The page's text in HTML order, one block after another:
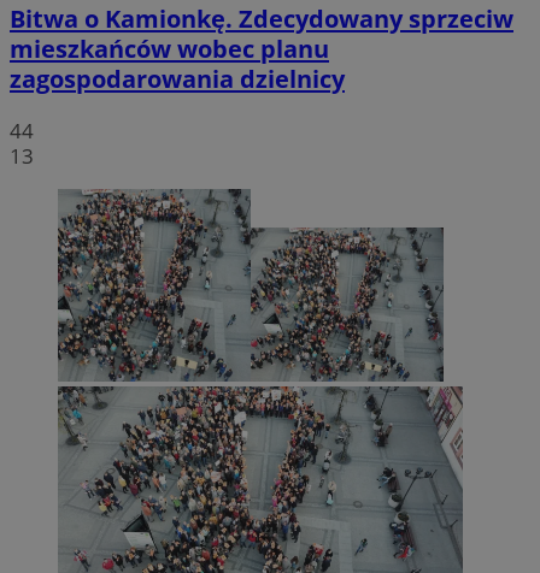
Bitwa o Kamionkę. Zdecydowany sprzeciw
mieszkańców wobec planu
zagospodarowania dzielnicy
44
13